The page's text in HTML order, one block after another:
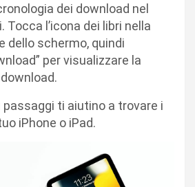
dei download nel
Tocca l’icona dei libri nella
dello schermo, quindi
per visualizzare la
ti aiutino a trovare i
iPhone o iPad.